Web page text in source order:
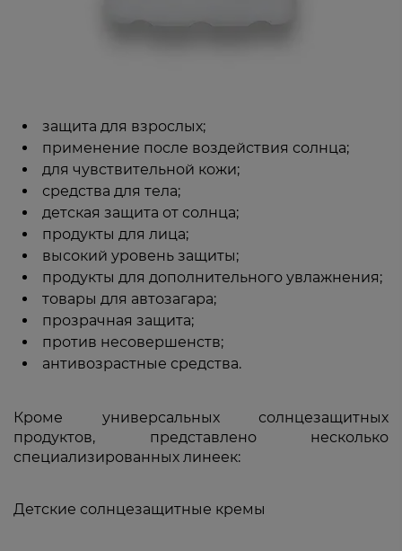
защита для взрослых;
применение после воздействия солнца;
для чувствительной кожи;
средства для тела;
детская защита от солнца;
продукты для лица;
высокий уровень защиты;
продукты для дополнительного увлажнения;
товары для автозагара;
прозрачная защита;
против несовершенств;
антивозрастные средства.
Кроме универсальных солнцезащитных
продуктов, представлено несколько
специализированных линеек:
Детские солнцезащитные кремы